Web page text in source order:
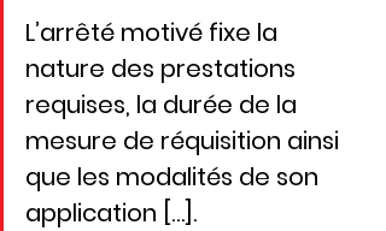
L’arrêté motivé fixe la
nature des prestations
requises, la durée de la
mesure de réquisition ainsi
que les modalités de son
application […].